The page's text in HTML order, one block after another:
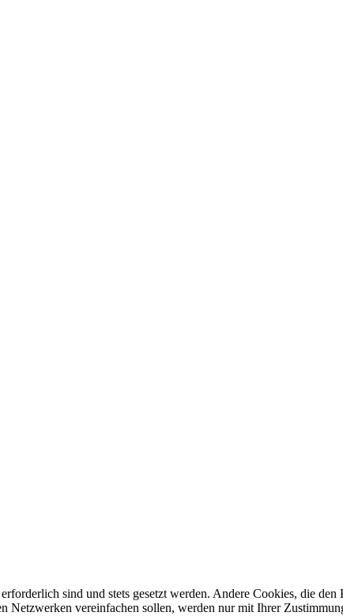
sind und stets gesetzt werden. Andere Cookies, die
Netzwerken vereinfachen sollen, werden nur mit Ihrer